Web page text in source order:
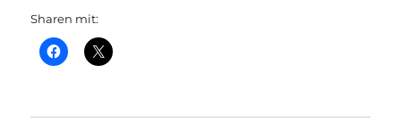
Sharen mit: